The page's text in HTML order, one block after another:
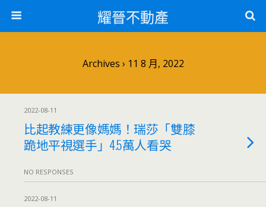
耀晉不動產
Archives › 11 8 月, 2022
2022-08-11
比起教練更像媽媽！瑞莎「雙膝
跪地平視選手」4.5萬人看哭
NO RESPONSES
2022-08-11